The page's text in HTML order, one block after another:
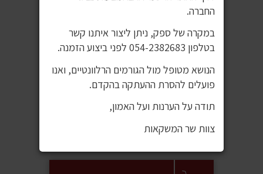
מחיר באתר: 49.00 ₪
מחיר ל100 מ"ל:
החברה.
במקרה של ספק, ניתן ליצור איתנו קשר
בטלפון 054-2382683 לפני ביצוע הזמנה.
הנושא מטופל מול הגורמים הרלוונטיים, ואנו
פועלים להסרת ההעתקה בהקדם.
תודה על הערנות ועל האמון,
צוות שר המשקאות